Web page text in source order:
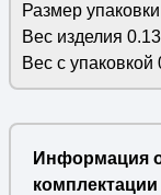
Размер
Вес изделия 0.13
Вес с упаковкой
Информация о